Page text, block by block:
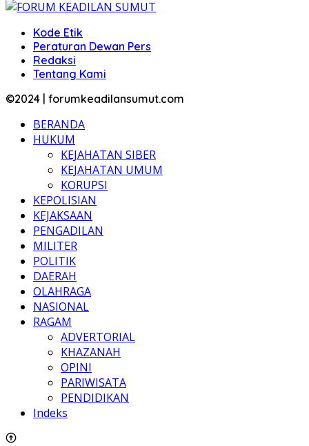
Kode Etik
Peraturan Dewan Pers
Redaksi
Tentang Kami
©2024 | forumkeadilansumut.com
BERANDA
HUKUM
KEJAHATAN SIBER
KEJAHATAN UMUM
KORUPSI
KEPOLISIAN
KEJAKSAAN
PENGADILAN
MILITER
POLITIK
DAERAH
OLAHRAGA
NASIONAL
RAGAM
ADVERTORIAL
KHAZANAH
OPINI
PARIWISATA
PENDIDIKAN
Indeks